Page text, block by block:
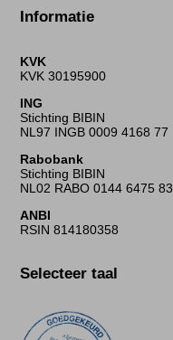
Informatie
KVK
KVK 30195900
ING
Stichting BIBIN
NL97 INGB 0009 4168 77
Rabobank
Stichting BIBIN
NL02 RABO 0144 6475 83
ANBI
RSIN 814180358
Selecteer taal